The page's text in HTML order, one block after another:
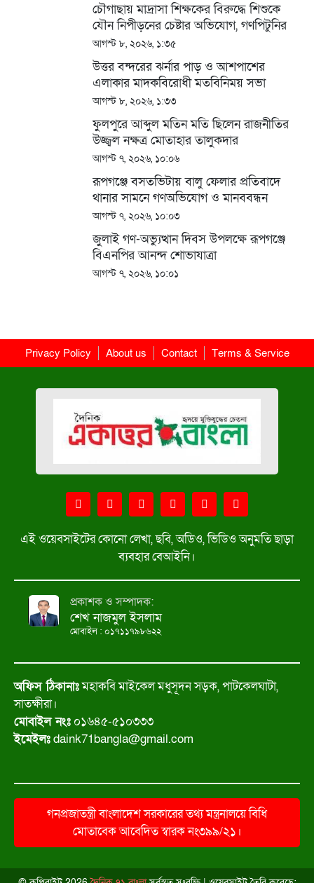
চৌগাছায় মাদ্রাসা শিক্ষকের বিরুদ্ধে শিশুকে
যৌন নিপীড়নের চেষ্টার অভিযোগ, গণপিটুনির
পর আটক
আগস্ট ৮, ২০২৬, ১:৩৫
উত্তর বন্দরের ঝর্নার পাড় ও আশপাশের
এলাকার মাদকবিরোধী মতবিনিময় সভা
আগস্ট ৮, ২০২৬, ১:৩৩
ফুলপুরে আব্দুল মতিন মতি ছিলেন রাজনীতির
উজ্জ্বল নক্ষত্র মোতাহার তালুকদার
আগস্ট ৭, ২০২৬, ১০:০৬
রূপগঞ্জে বসতভিটায় বালু ফেলার প্রতিবাদে
থানার সামনে গণঅভিযোগ ও মানববন্ধন
আগস্ট ৭, ২০২৬, ১০:০৩
জুলাই গণ-অভ্যুত্থান দিবস উপলক্ষে রূপগঞ্জে
বিএনপির আনন্দ শোভাযাত্রা
আগস্ট ৭, ২০২৬, ১০:০১
Privacy Policy About us Contact Terms & Service
এই ওয়েবসাইটের কোনো লেখা, ছবি, অডিও, ভিডিও অনুমতি ছাড়া
ব্যবহার বেআইনি।
প্রকাশক ও সম্পাদক:
শেখ নাজমুল ইসলাম
মোবাইল : ০১৭১১৭৯৮৬২২
অফিস ঠিকানাঃমহাকবি মাইকেল মধুসূদন সড়ক, পাটকেলঘাটা,
সাতক্ষীরা।
মোবাইল নংঃ ০১৬৪৫-৫১০৩৩৩
ইমেইলঃdaink71bangla@gmail.com
গনপ্রজাতন্ত্রী বাংলাদেশ সরকারের তথ্য মন্ত্রনালয়ে বিধি
মোতাবেক আবেদিত স্বারক নং৩৯৯/২১।